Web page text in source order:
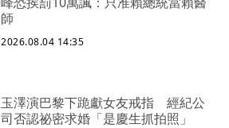
師
2026.08.04 14:35
玉澤演巴黎下跪獻女友戒指 經紀公
司否認祕密求婚「是慶生抓拍照」